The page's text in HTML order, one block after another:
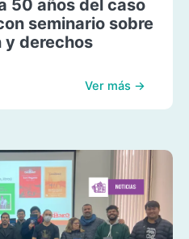
50 años del caso
seminario sobre
y derechos
Ver más →